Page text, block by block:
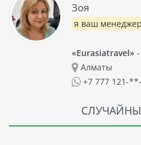
Зоя
я ваш менеджер
«Eurasiatravel»
Алматы
+7 777 121-